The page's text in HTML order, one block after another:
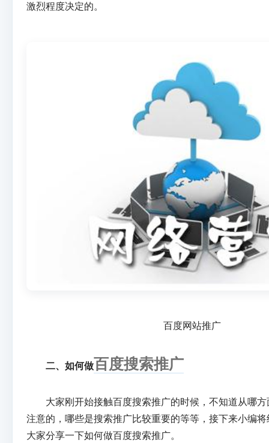
激烈程度决定的。
百度网站推广
二、如何做百度搜索推广
大家刚开始接触百度搜索推广的时候，不知道从哪方
注意的，哪些是搜索推广比较重要的等等，接下来小编
大家分享一下如何做百度搜索推广。